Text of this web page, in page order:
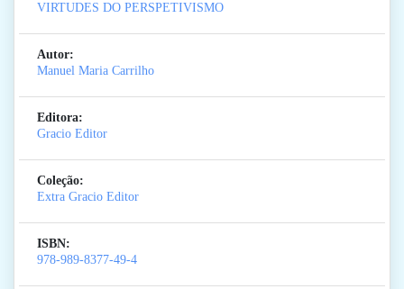
VIRTUDES DO PERSPETIVISMO
Autor:
Manuel Maria Carrilho
Editora:
Gracio Editor
Coleção:
Extra Gracio Editor
ISBN:
978-989-8377-49-4